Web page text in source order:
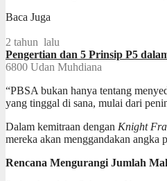
Baca Juga
2 tahun lalu
Pengertian dan 5 Prinsip P5
6800 Udan Muhdiana
“PBSA bukan hanya tentang
yang tinggal di sana, mulai dari
Dalam kemitraan dengan Knight
mereka akan menggandakan angka
Rencana Mengurangi Jumlah